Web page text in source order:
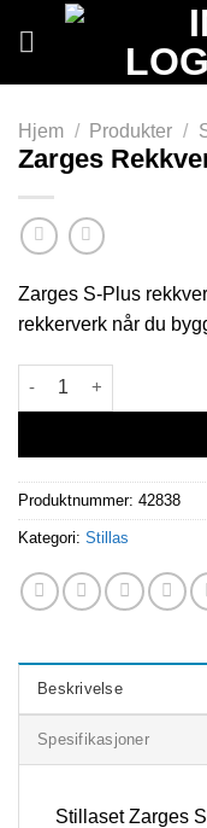
Hjem / Produkter /
Zarges
Zarges S-Plus
rekkerverk når du
Zarges Rekkverk S-
Produktnummer: 42838
Kategori: Stillas
Beskrivelse
Spesifikasjoner
Stillaset Zarges